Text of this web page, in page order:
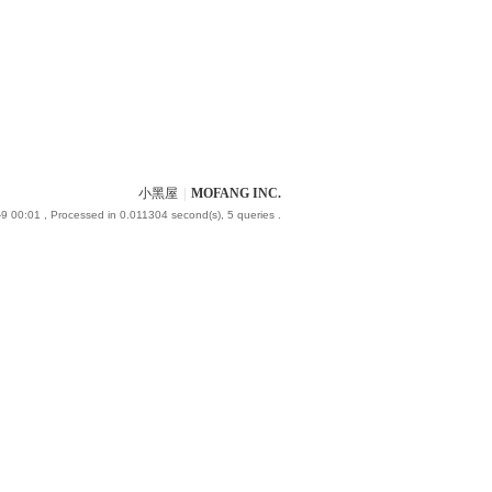
小黑屋 MOFANG INC.
00:01 , Processed in 0.011304 second(s), 5 queries .